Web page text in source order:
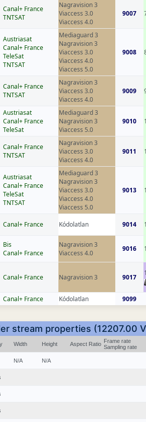
Canal+ France
TNTSAT
Nagravision 3
Viaccess 3.0
Viaccess 4.0
9007
Austriasat
Canal+ France
TeleSat
TNTSAT
Mediaguard 3
Nagravision 3
Viaccess 3.0
Viaccess 4.0
Viaccess 5.0
9008
Canal+ France
TNTSAT
Nagravision 3
Viaccess 3.0
Viaccess 4.0
9009
Austriasat
Canal+ France
TeleSat
Mediaguard 3
Nagravision 3
Viaccess 5.0
9010
Canal+ France
TNTSAT
Nagravision 3
Viaccess 3.0
Viaccess 4.0
9011
Austriasat
Canal+ France
TeleSat
TNTSAT
Mediaguard 3
Nagravision 3
Viaccess 3.0
Viaccess 4.0
Viaccess 5.0
9013
Canal+ France Kódolatlan 9014
Bis
Canal+ France
Nagravision 3
Viaccess 4.0
9016
Canal+ France Nagravision 3 9017
Canal+ France Kódolatlan 9099
stream properties (12207.00
Width Height Aspect Ratio Frame rate
Sampling rate
N/A N/A